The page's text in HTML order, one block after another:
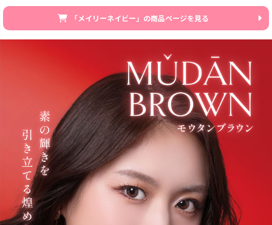
「メイリーネイビー」の商品ページを見る